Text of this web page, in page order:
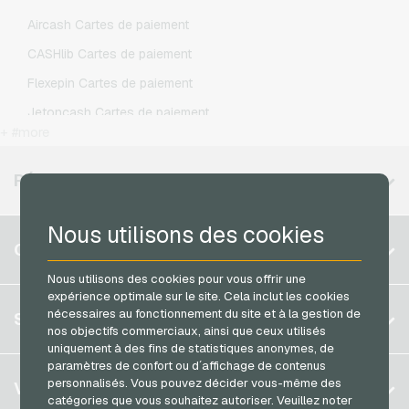
Nous utilisons des cookies
Nous utilisons des cookies pour vous offrir une
expérience optimale sur le site. Cela inclut les cookies
nécessaires au fonctionnement du site et à la gestion de
nos objectifs commerciaux, ainsi que ceux utilisés
uniquement à des fins de statistiques anonymes, de
paramètres de confort ou d´affichage de contenus
personnalisés. Vous pouvez décider vous-même des
catégories que vous souhaitez autoriser. Veuillez noter
Aircash Cartes de paiement
CASHlib Cartes de paiement
Flexepin Cartes de paiement
Jetoncash Cartes de paiement
Neosurf Cartes de paiement
PCS Cartes de paiement
Razer Gold Cartes de paiement
Transcash Cartes de paiement
RÉGIONS DISPONIBLES
Belgique
Allemagne (DE)
Allemagne (EN)
France
Italie
COMPTE
S´inscrire
S´inscrire
Mon panier
SERVICE
FAQ
VGO-SHOP